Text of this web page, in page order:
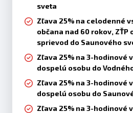
sveta
Zľava 25% na celodenné
občana nad 60 rokov, ZŤP
sprievod do Saunového
Zľava 25% na 3-hodinové
dospelú osobu do
Zľava 25% na 3-hodinové
dospelú osobu do
Zľava 25% na 3-hodinové